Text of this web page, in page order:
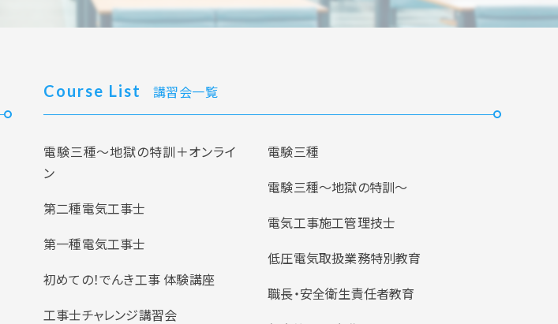
Course List 講習会一覧
電験三種～地獄の特訓＋オンライ
ン
第二種電気工事士
第一種電気工事士
初めての！でんき工事 体験講座
工事士チャレンジ講習会
電験三種
電験三種〜地獄の特訓〜
電気工事施工管理技士
低圧電気取扱業務特別教育
職長・安全衛生責任者教育